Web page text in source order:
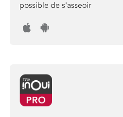
possible de s'asseoir